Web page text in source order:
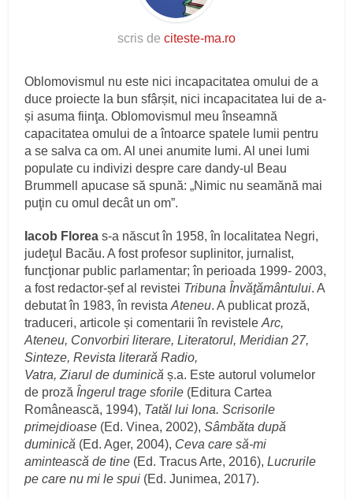
scris de citeste-ma.ro
Oblomovismul nu este nici incapacitatea omului de a
duce proiecte la bun sfârșit, nici incapacitatea lui de a-
și asuma fiinţa. Oblomovismul meu înseamnă
capacitatea omului de a întoarce spatele lumii pentru
a se salva ca om. Al unei anumite lumi. Al unei lumi
populate cu indivizi despre care dandy-ul Beau
Brummell apucase să spună: „Nimic nu seamănă mai
puţin cu omul decât un om”.
Iacob Floreas-a născut în 1958, în localitatea Negri,
judeţul Bacău. A fost profesor suplinitor, jurnalist,
funcţionar public parlamentar; în perioada 1999- 2003,
a fost redactor-șef al revistei Tribuna Învăţământului. A
debutat în 1983, în revistaAteneu. A publicat proză,
traduceri, articole și comentarii în revisteleArc,
Ateneu, Convorbiri literare, Literatorul, Meridian 27,
Sinteze, Revista literară Radio,
Vatra, Ziarul de duminicăș.a. Este autorul volumelor
de prozăÎngerul trage sforile (Editura Cartea
Românească, 1994), Tatăl lui Iona. Scrisorile
primejdioase (Ed. Vinea, 2002),Sâmbăta după
duminică (Ed. Ager, 2004), Ceva care să-mi
amintească de tine (Ed. Tracus Arte, 2016),Lucrurile
pe care nu mi le spui (Ed. Junimea, 2017).